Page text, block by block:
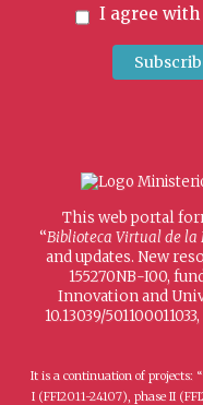
I agree with
This web portal
“Biblioteca Virtual de la
and updates. New
155270NB-I00,
Innovation and
10.13039/
It is a continuation of projects:
I (FFI2011-24107), phase II